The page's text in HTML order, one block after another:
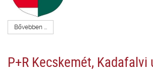
Bővebben ...
P+R Kecskemét, Kadafalvi